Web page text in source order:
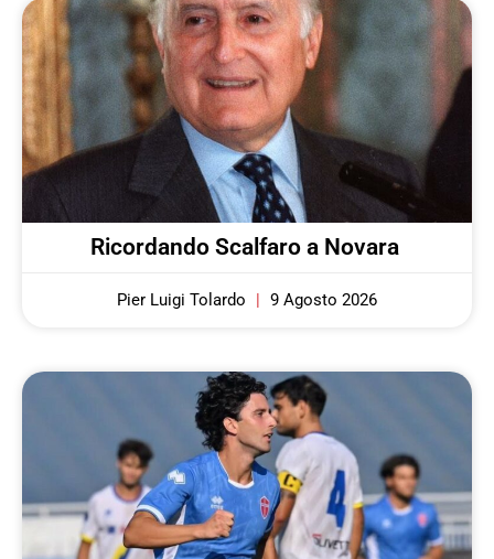
Ricordando Scalfaro a Novara
Pier Luigi Tolardo 9 Agosto 2026